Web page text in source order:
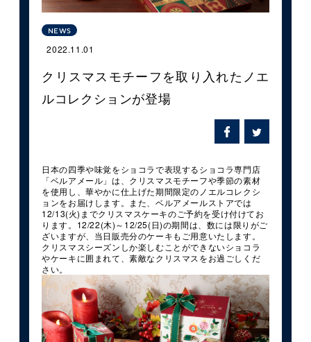
NEWS
2022.11.01
クリスマスモチーフを取り入れたノエ
ルコレクションが登場
日本の四季や味覚をショコラで表現するショコラ専門店
「ベルアメール」は、クリスマスモチーフや季節の素材
を使用し、華やかに仕上げた期間限定のノエルコレクシ
ョンをお届けします。また、ベルアメールストアでは
12/13(火)までクリスマスケーキのご予約を受け付けてお
ります。12/22(木)～12/25(日)の期間は、数には限りがご
ざいますが、当日販売分のケーキもご用意いたします。
クリスマスシーズンしか楽しむことができないショコラ
やケーキに囲まれて、素敵なクリスマスをお過ごしくだ
さい。